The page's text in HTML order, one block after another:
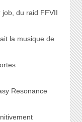
du raid FFVII
la musique de
Resonance